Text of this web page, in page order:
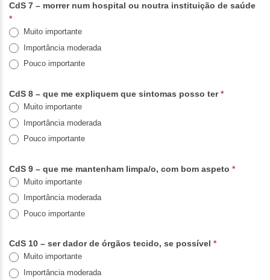
CdS 7 – morrer num hospital ou noutra instituição de saúde
*
Muito importante
Importância moderada
Pouco importante
CdS 8 – que me expliquem que sintomas posso ter*
Muito importante
Importância moderada
Pouco importante
CdS 9 – que me mantenham limpa/o, com bom aspeto *
Muito importante
Importância moderada
Pouco importante
CdS 10 – ser dador de órgãos tecido, se possível *
Muito importante
Importância moderada